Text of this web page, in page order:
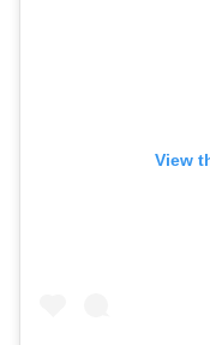
View